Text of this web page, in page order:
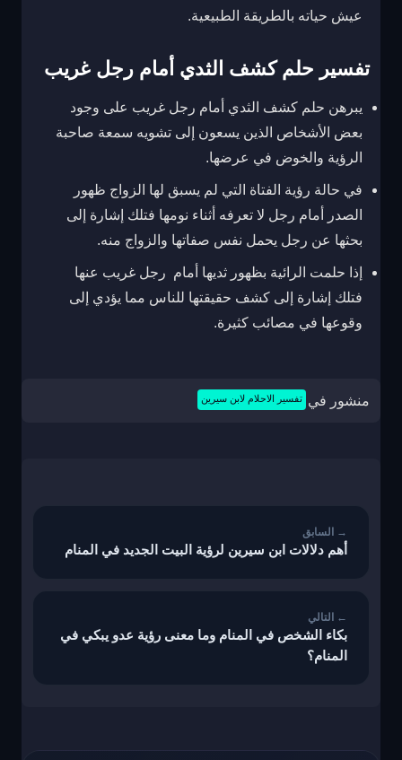
عيش حياته بالطريقة الطبيعية.
تفسير حلم كشف الثدي أمام رجل غريب
يبرهن حلم كشف الثدي أمام رجل غريب على وجود
بعض الأشخاص الذين يسعون إلى تشويه سمعة صاحبة
الرؤية والخوض في عرضها.
في حالة رؤية الفتاة التي لم يسبق لها الزواج ظهور
الصدر أمام رجل لا تعرفه أثناء نومها فتلك إشارة إلى
بحثها عن رجل يحمل نفس صفاتها والزواج منه.
إذا حلمت الرائية بظهور ثديها أمام رجل غريب عنها
فتلك إشارة إلى كشف حقيقتها للناس مما يؤدي إلى
وقوعها في مصائب كثيرة.
منشور في تفسير الاحلام لابن سيرين
أهم دلالات ابن سيرين لرؤية البيت الجديد في المنام
بكاء الشخص في المنام وما معنى رؤية عدو يبكي في
المنام؟